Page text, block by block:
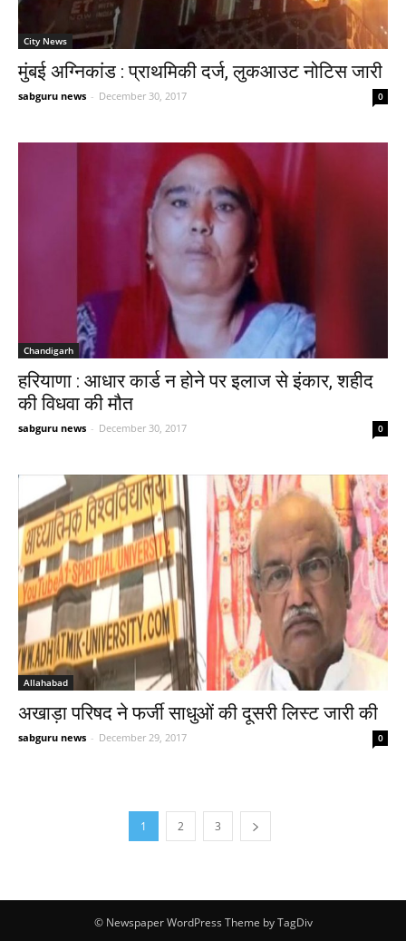
City News
मुंबई अग्निकांड : प्राथमिकी दर्ज, लुकआउट नोटिस जारी
sabguru news - December 30, 2017 0
Chandigarh
हरियाणा : आधार कार्ड न होने पर इलाज से इंकार, शहीद
की विधवा की मौत
sabguru news - December 30, 2017 0
Allahabad
अखाड़ा परिषद ने फर्जी साधुओं की दूसरी लिस्ट जारी की
sabguru news - December 29, 2017 0
1 2 3
© Newspaper WordPress Theme by TagDiv